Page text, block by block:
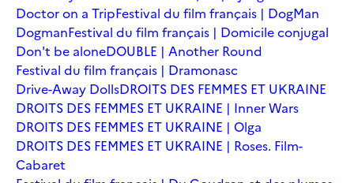
Doctor on a TripFestival du film français | DogMan
DogmanFestival du film français | Domicile conjugal
Don't be aloneDOUBLE | Another Round
Festival du film français | Dramonasc
Drive-Away DollsDROITS DES FEMMES ET UKRAINE
DROITS DES FEMMES ET UKRAINE | Inner Wars
DROITS DES FEMMES ET UKRAINE | Olga
DROITS DES FEMMES ET UKRAINE | Roses. Film-
Cabaret